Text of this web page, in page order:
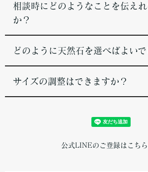
相談時にどのようなことを伝え
か？
どのように天然石を選べばよいで
サイズの調整はできますか？
公式LINEのご登録はこち